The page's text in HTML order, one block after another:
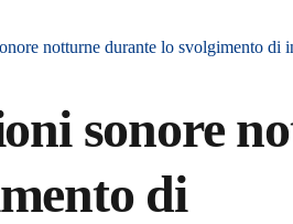
notturne durante lo svolgimento di
sonore
di